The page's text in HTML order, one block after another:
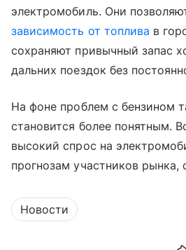
электромобиль. Они
зависимость от топлива в
сохраняют привычный запас
дальних поездок без
На фоне проблем с бензином
становится более понятным.
высокий спрос на
прогнозам участников рынка,
Новости